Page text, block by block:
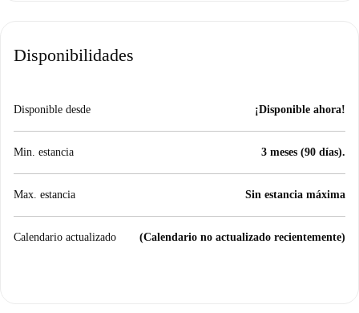
Disponibilidades
Disponible desde ¡Disponible ahora!
Min. estancia 3 meses (90 días).
Max. estancia Sin estancia máxima
Calendario actualizado (Calendario no actualizado recientemente)